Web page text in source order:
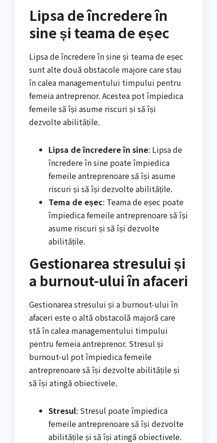
Lipsa de încredere în
sine și teama de eșec
Lipsa de încredere în sine și teama de eșec
sunt alte două obstacole majore care stau
în calea managementului timpului pentru
femeia antreprenor. Acestea pot împiedica
femeile să își asume riscuri și să își
dezvolte abilitățile.
Lipsa de încredere în sine: Lipsa de
încredere în sine poate împiedica
femeile antreprenoare să își asume
riscuri și să își dezvolte abilitățile.
Tema de eșec: Teama de eșec poate
împiedica femeile antreprenoare să își
asume riscuri și să își dezvolte
abilitățile.
Gestionarea stresului și
a burnout-ului în afaceri
Gestionarea stresului și a burnout-ului în
afaceri este o altă obstacolă majoră care
stă în calea managementului timpului
pentru femeia antreprenor. Stresul și
burnout-ul pot împiedica femeile
antreprenoare să își dezvolte abilitățile și
să își atingă obiectivele.
Stresul: Stresul poate împiedica
femeile antreprenoare să își dezvolte
abilitățile și să își atingă obiectivele.